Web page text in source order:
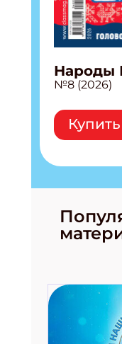
Народы
№8 (2026)
Купить